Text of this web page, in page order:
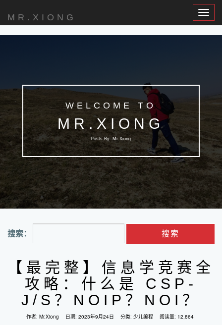
Toggle
MR.XIONG
WELCOME TO
MR.XIONG
Posts By: Mr.Xiong
搜索：
【最完整】信息学竞赛全
攻略：什么是 CSP-
J/S？NOIP？NOI？
作者: Mr.Xiong 日期: 2023年9月24日 分类: 少儿编程 阅读量: 12,864